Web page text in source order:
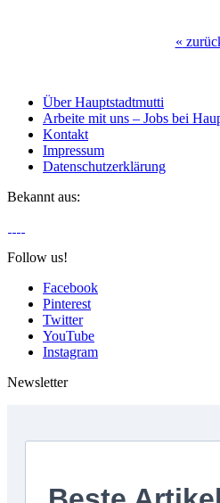
«
Über Hauptstadtmutti
Arbeite mit uns – Jobs bei
Kontakt
Impressum
Datenschutzerklärung
Bekannt aus:
Follow us!
Facebook
Pinterest
Twitter
YouTube
Instagram
Newsletter